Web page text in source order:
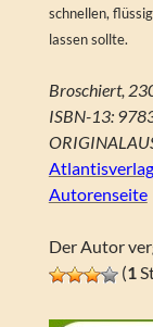
schnellen,
lassen sollte.
Broschiert,
ISBN-13:
Autorenseite
Der Autor
(1